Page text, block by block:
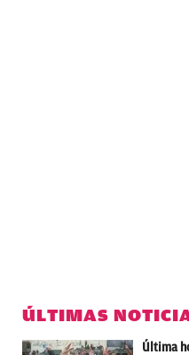
ÚLTIMAS
Última